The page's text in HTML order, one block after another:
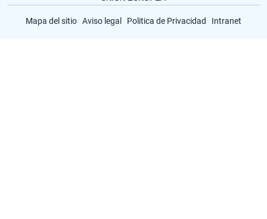
Mapa del sitio Aviso legal Politica de Privacidad Intranet